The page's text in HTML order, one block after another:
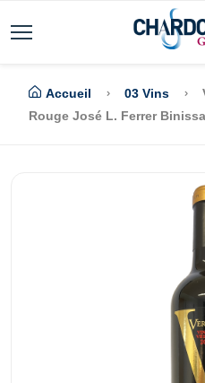
Accueil 03 Vins
Rouge José L. Ferrer